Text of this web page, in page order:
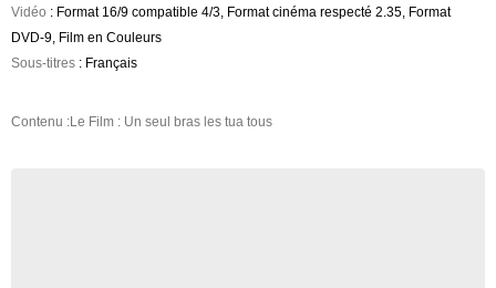
Vidéo : Format 16/9 compatible 4/3, Format cinéma respecté 2.35, Format
DVD-9, Film en Couleurs
Sous-titres : Français
Contenu :Le Film : Un seul bras les tua tous